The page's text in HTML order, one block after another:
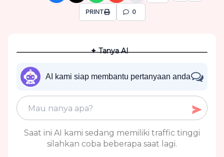
PRINT 0
✦ Tanya AI
AI kami siap membantu pertanyaan anda
Saat ini AI kami sedang memiliki traffic tinggi
silahkan coba beberapa saat lagi.